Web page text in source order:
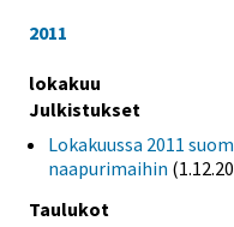
2011
lokakuu
Julkistukset
Lokakuussa 2011
naapurimaihin
Taulukot